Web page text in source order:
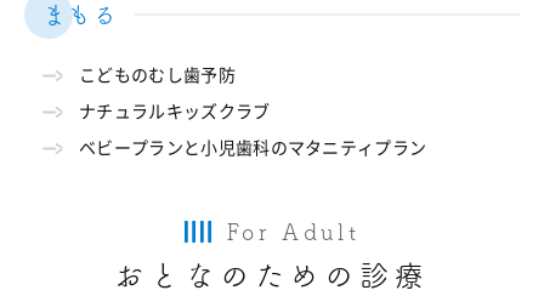
まもる
こどものむし歯予防
ナチュラルキッズクラブ
ベビープランと小児歯科のマタニティプラン
For Adult
おとなのための診療